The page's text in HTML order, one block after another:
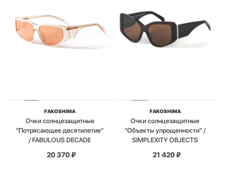
FAKOSHIMA
Очки солнцезащитные
"Потрясающее десятилетие"
/ FABULOUS DECADE
20 370₽
FAKOSHIMA
Очки солнцезащитные
"Объекты упрощенности" /
SIMPLEXITY OBJECTS
21 420₽